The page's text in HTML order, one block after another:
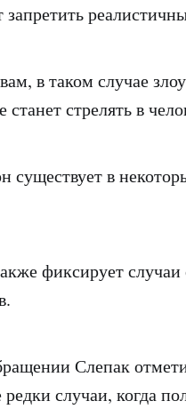
запретить
в таком случае
станет стрелять в
существует в
фиксирует
Слепак
редки случаи, когда